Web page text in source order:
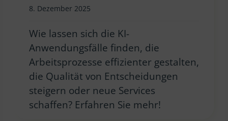
8. Dezember 2025
Wie lassen sich die KI-
Anwendungsfälle finden, die
Arbeitsprozesse effizienter gestalten,
die Qualität von Entscheidungen
steigern oder neue Services
schaffen? Erfahren Sie mehr!